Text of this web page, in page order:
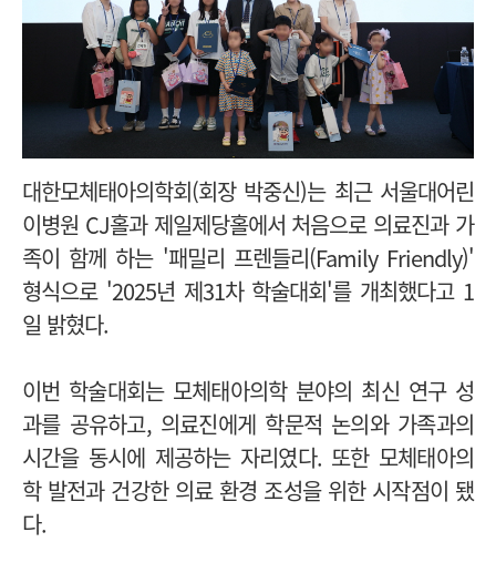
대한모체태아의학회(회장 박중신)는 최근 서울대어린
이병원 CJ홀과 제일제당홀에서 처음으로 의료진과 가
족이 함께 하는 '패밀리 프렌들리(Family Friendly)'
형식으로 '2025년 제31차 학술대회'를 개최했다고 1
일 밝혔다.
이번 학술대회는 모체태아의학 분야의 최신 연구 성
과를 공유하고, 의료진에게 학문적 논의와 가족과의
시간을 동시에 제공하는 자리였다. 또한 모체태아의
학 발전과 건강한 의료 환경 조성을 위한 시작점이 됐
다.